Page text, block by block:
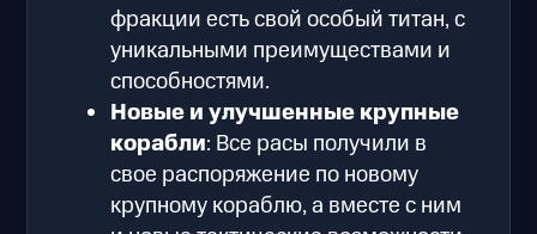
фракции есть свой особый титан, с
уникальными преимуществами и
способностями.
Новые и улучшенные крупные
корабли: Все расы получили в
свое распоряжение по новому
крупному кораблю, а вместе с ним